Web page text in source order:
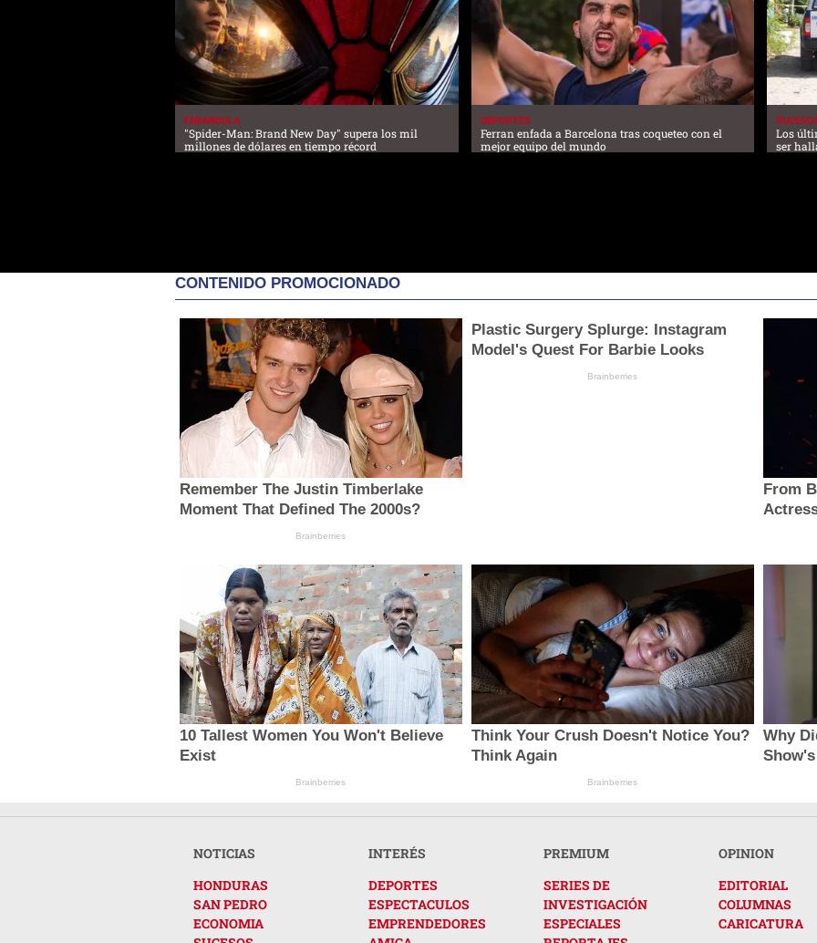
FARANDULA
"Spider-Man: Brand New Day" supera los mil
millones de dólares en tiempo récord
DEPORTES
Ferran enfada a Barcelona tras coqueteo con el
mejor equipo del mundo
Los
ser
CONTENIDO PROMOCIONADO
Remember The Justin Timberlake
Moment That Defined The 2000s?
Brainberries
Plastic Surgery Splurge: Instagram
Model's Quest For Barbie Looks
Brainberries
From
10 Tallest Women You Won't Believe
Exist
Brainberries
Think Your Crush Doesn't Notice You?
Think Again
Brainberries
Why
NOTICIAS
HONDURAS
SAN PEDRO
ECONOMIA
INTERÉS
DEPORTES
ESPECTACULOS
EMPRENDEDORES
PREMIUM
SERIES DE
INVESTIGACIÓN
ESPECIALES
OPINION
EDITORIAL
COLUMNAS
CARICATURA